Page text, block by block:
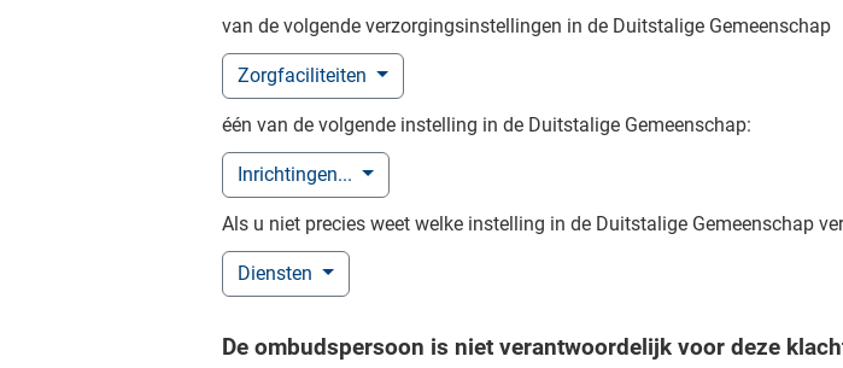
van de volgende verzorgingsinstellingen in de Duitstalige Gemeenschap
Zorgfaciliteiten
één van de volgende instelling in de Duitstalige Gemeenschap:
Inrichtingen...
Als u niet precies weet welke instelling in de Duitstalige Gemeenschap
Diensten
De ombudspersoon is niet verantwoordelijk voor deze